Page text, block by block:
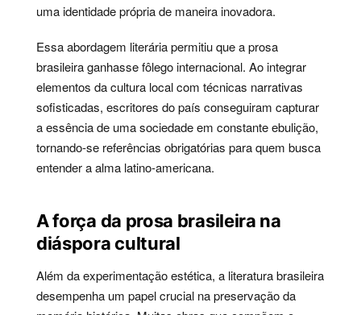
uma identidade própria de maneira inovadora.
Essa abordagem literária permitiu que a prosa
brasileira ganhasse fôlego internacional. Ao integrar
elementos da cultura local com técnicas narrativas
sofisticadas, escritores do país conseguiram capturar
a essência de uma sociedade em constante ebulição,
tornando-se referências obrigatórias para quem busca
entender a alma latino-americana.
A força da prosa brasileira na
diáspora cultural
Além da experimentação estética, a literatura brasileira
desempenha um papel crucial na preservação da